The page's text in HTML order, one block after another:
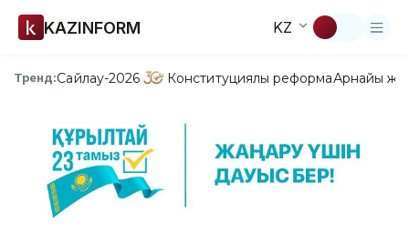
KAZINFORM KZ
Тренд:Сайлау-2026 Конституциялық реформаАрнайы